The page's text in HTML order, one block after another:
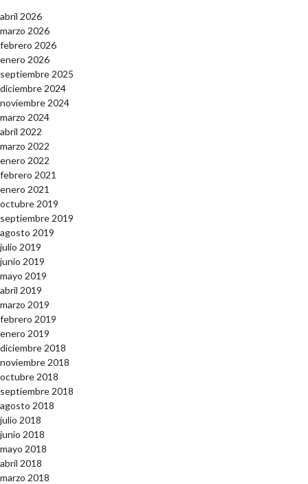
abril 2026
marzo 2026
febrero 2026
enero 2026
septiembre 2025
diciembre 2024
noviembre 2024
marzo 2024
abril 2022
marzo 2022
enero 2022
febrero 2021
enero 2021
octubre 2019
septiembre 2019
agosto 2019
julio 2019
junio 2019
mayo 2019
abril 2019
marzo 2019
febrero 2019
enero 2019
diciembre 2018
noviembre 2018
octubre 2018
septiembre 2018
agosto 2018
julio 2018
junio 2018
mayo 2018
abril 2018
marzo 2018